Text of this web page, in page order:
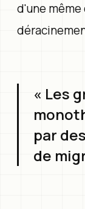
d'une
« Les
par
de